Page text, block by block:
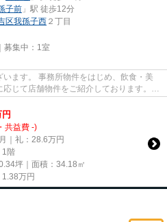
子前 」駅 徒歩12分
区我孫子西 ２丁目
集中： 1室
ます。 事務所物件をはじめ、飲食・美
じて店舗物件をご紹介しております。
円
共益費 -)
｜礼：28.6万円
1階
坪｜面積：34.18㎡
1.38万円